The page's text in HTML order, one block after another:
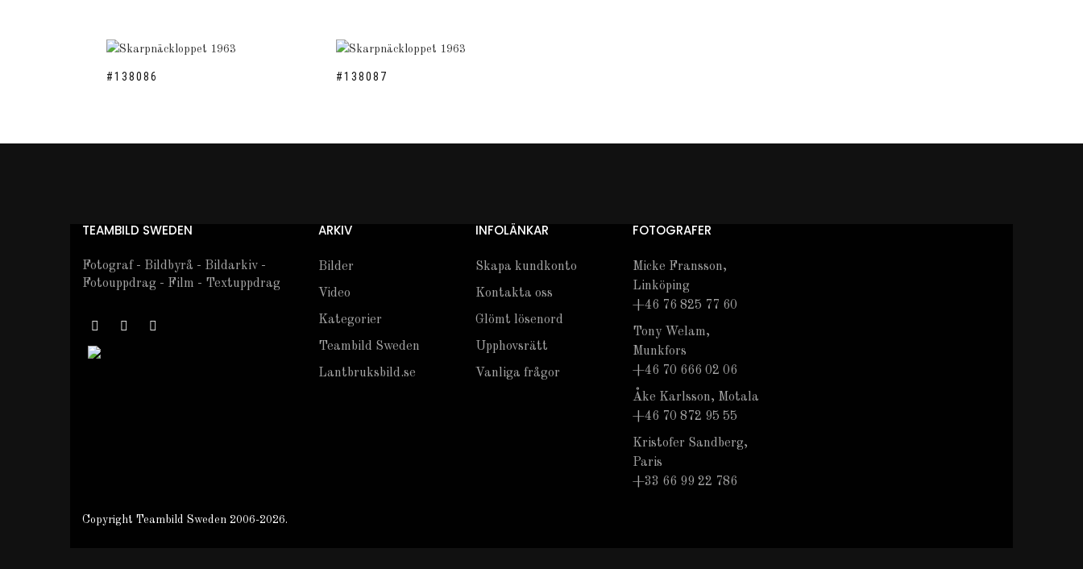
#138086 #138087
TEAMBILD SWEDEN
Fotograf - Bildbyrå - Bildarkiv -
Fotouppdrag - Film - Textuppdrag
ARKIV
Bilder
Video
Kategorier
Teambild Sweden
Lantbruksbild.se
INFOLÄNKAR
Skapa kundkonto
Kontakta oss
Glömt lösenord
Upphovsrätt
Vanliga frågor
FOTOGRAFER
Micke Fransson,
Linköping
+46 76 825 77 60
Tony Welam,
Munkfors
+46 70 666 02 06
Åke Karlsson, Motala
+46 70 872 95 55
Kristofer Sandberg,
Paris
+33 66 99 22 786
Copyright Teambild Sweden 2006-2026.